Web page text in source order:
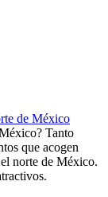
de México
Tanto
que acogen
norte de México.